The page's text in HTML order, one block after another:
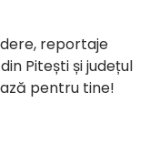
reportaje
Pitești și județul
pentru tine!